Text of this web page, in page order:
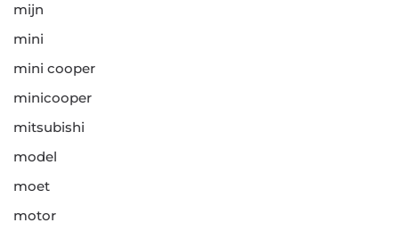
mijn
mini
mini cooper
minicooper
mitsubishi
model
moet
motor